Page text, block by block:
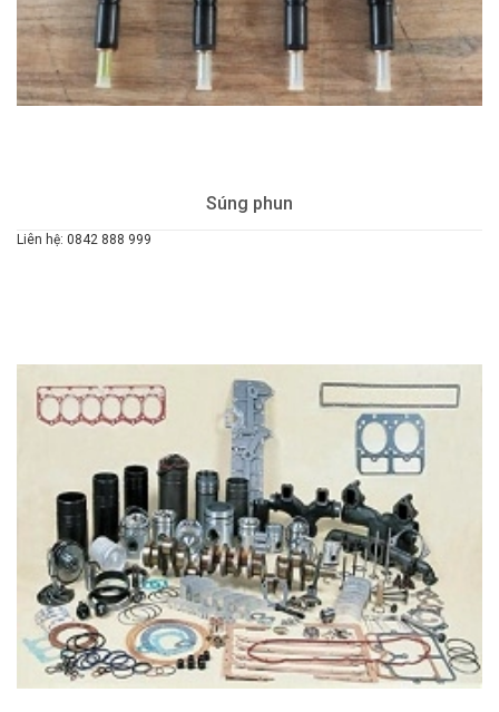
Súng phun
Liên hệ: 0842 888 999